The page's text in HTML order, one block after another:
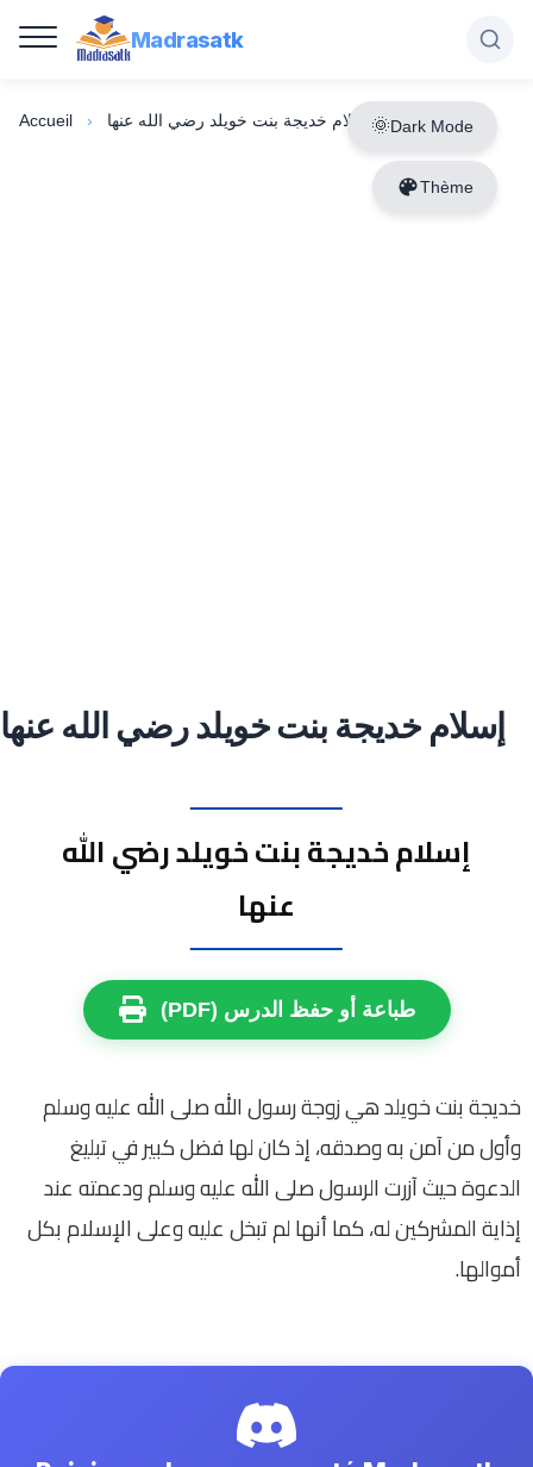
Madrasatk
Dark Mode
Thème
Accueil › إسلام خديجة بنت خويلد رضي الله عنها
إسلام خديجة بنت خويلد رضي الله عنها
إسلام خديجة بنت خويلد رضي الله
عنها
طباعة أو حفظ الدرس (PDF)
خديجة بنت خويلد هي زوجة رسول الله صلى الله عليه وسلم
وأول من آمن به وصدقه، إذ كان لها فضل كبير في تبليغ
الدعوة حيث آزرت الرسول صلى الله عليه وسلم ودعمته عند
إذاية المشركين له، كما أنها لم تبخل عليه وعلى الإسلام بكل
أموالها.